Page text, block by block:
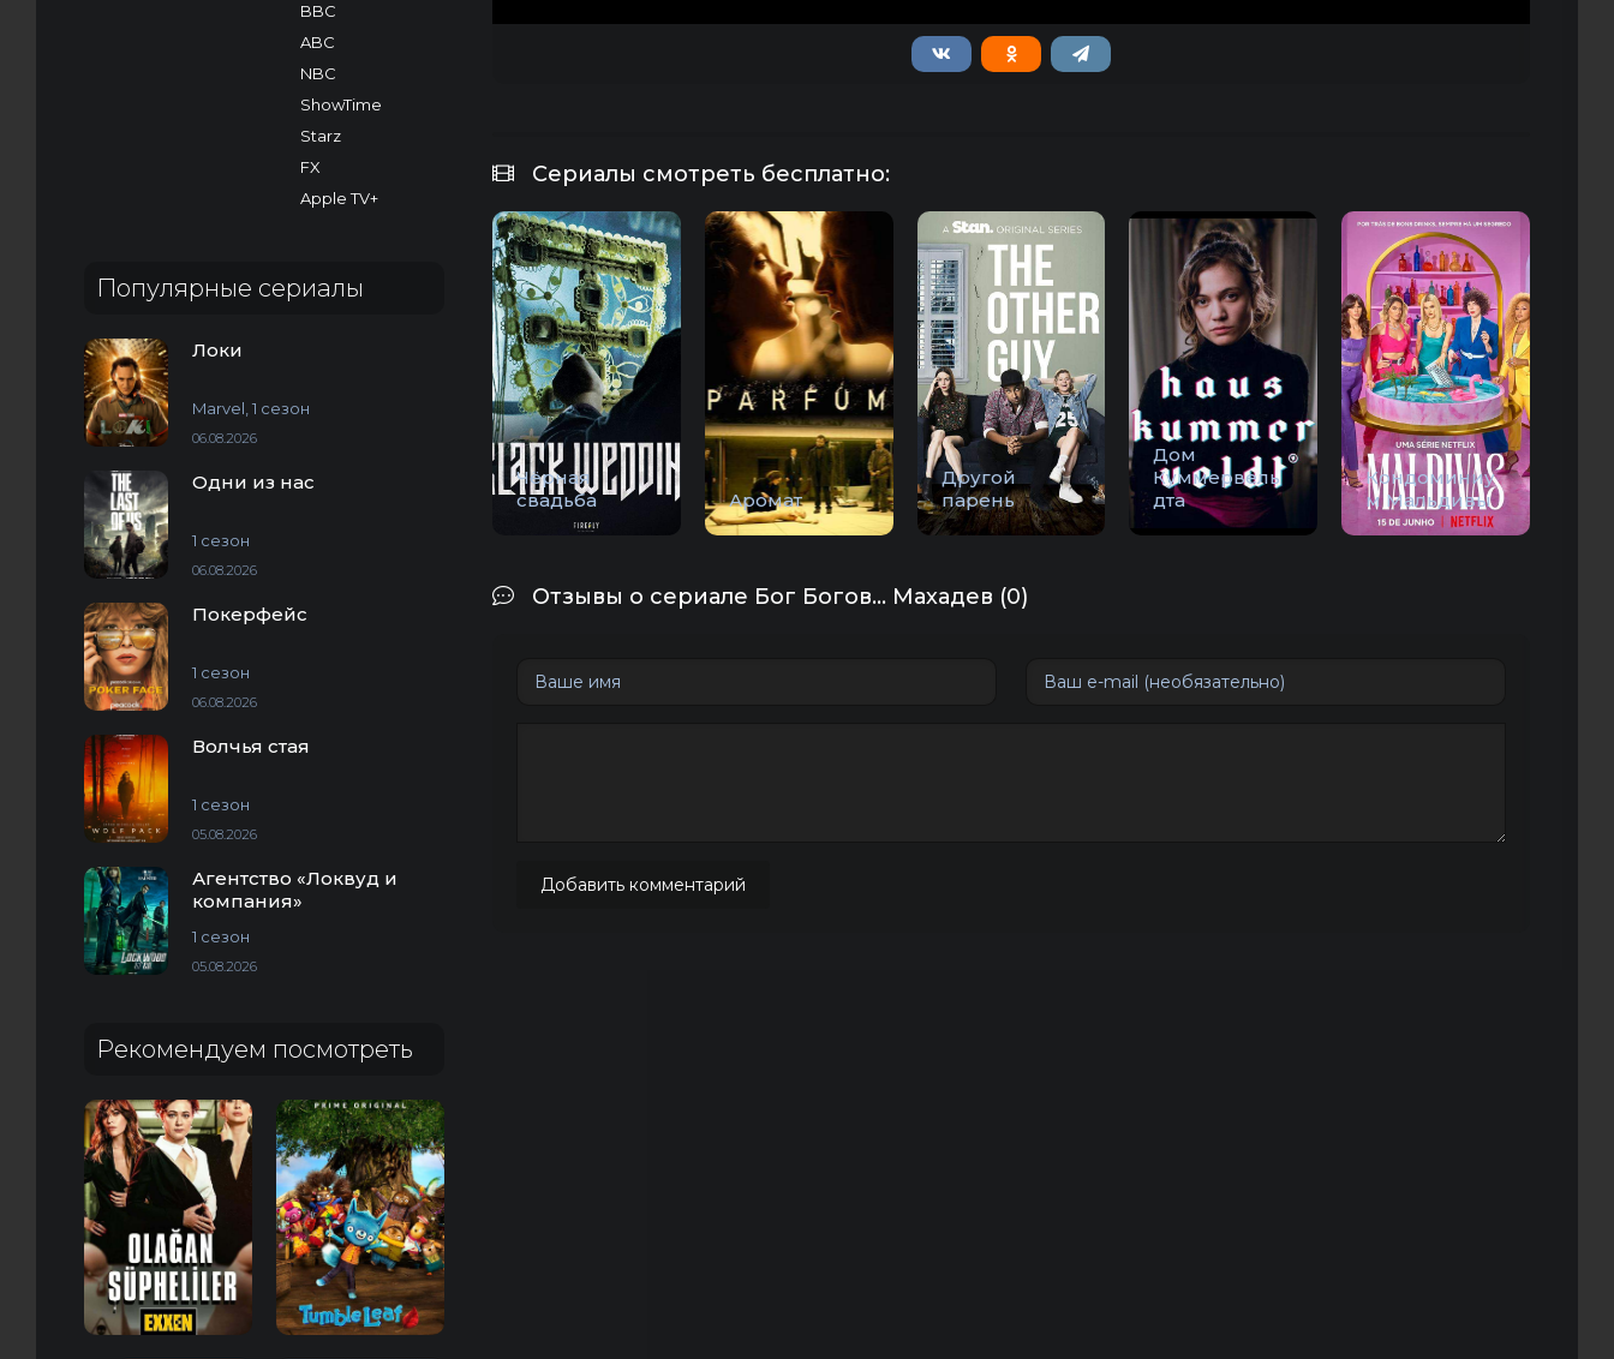
BBC
ABC
NBC
ShowTime
Starz
FX
Apple TV+
Популярные сериалы
Локи
Marvel, 1 сезон
06.08.2026
Одни из нас
1 сезон
06.08.2026
Покерфейс
1 сезон
06.08.2026
Волчья стая
1 сезон
05.08.2026
Агентство «Локвуд и
компания»
1 сезон
05.08.2026
Рекомендуем посмотреть
Сериалы смотреть бесплатно:
Чёрная
свадьба
Аромат
Другой
парень
Дом
Куммервель
дта
Кондоминиу
м Мальдивы
Отзывы о сериале Бог Богов... Махадев (0)
Добавить комментарий